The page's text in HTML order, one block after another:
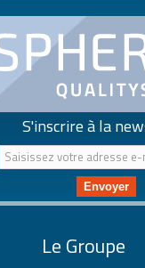
S'inscrire à la
Envoyer
Le Groupe